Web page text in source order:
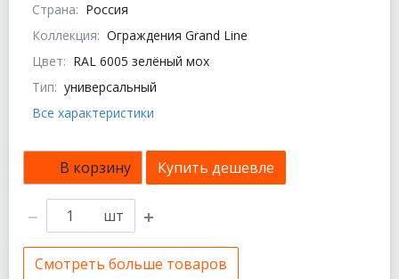
Страна: Россия
Коллекция: Ограждения Grand Line
Цвет: RAL 6005 зелёный мох
Тип: универсальный
Все характеристики
В корзину Купить дешевле
шт
Смотреть больше товаров